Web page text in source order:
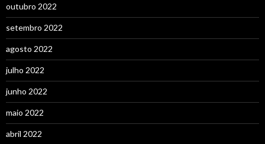
outubro 2022
setembro 2022
agosto 2022
julho 2022
junho 2022
maio 2022
abril 2022